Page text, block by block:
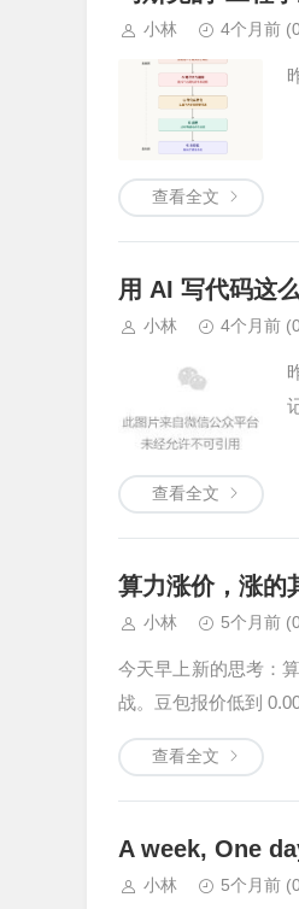
小林 4个月前
查看全文
用 AI 写代码这
小林 4个月前
查看全文
算力涨价，涨的
小林 5个月前
今天早上新的思考：
战。豆包报价低到
查看全文
A week, One
小林 5个月前